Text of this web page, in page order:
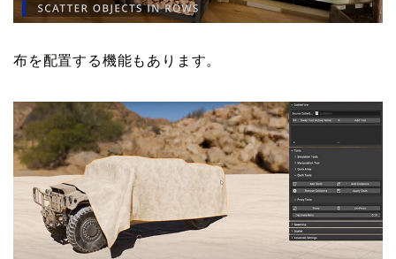
布を配置する機能もあります。